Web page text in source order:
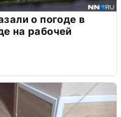
о погоде в
на рабочей